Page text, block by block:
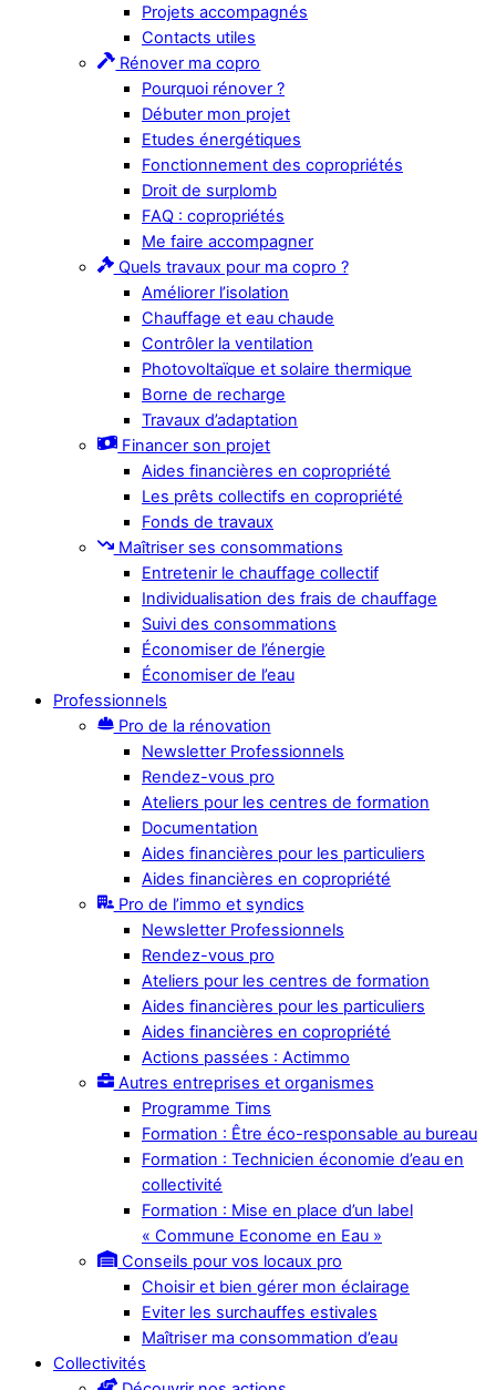
Projets accompagnés
Contacts utiles
Rénover ma copro
Pourquoi rénover ?
Débuter mon projet
Etudes énergétiques
Fonctionnement des copropriétés
Droit de surplomb
FAQ : copropriétés
Me faire accompagner
Quels travaux pour ma copro ?
Améliorer l’isolation
Chauffage et eau chaude
Contrôler la ventilation
Photovoltaïque et solaire thermique
Borne de recharge
Travaux d’adaptation
Financer son projet
Aides financières en copropriété
Les prêts collectifs en copropriété
Fonds de travaux
Maîtriser ses consommations
Entretenir le chauffage collectif
Individualisation des frais de chauffage
Suivi des consommations
Économiser de l’énergie
Économiser de l’eau
Professionnels
Pro de la rénovation
Newsletter Professionnels
Rendez-vous pro
Ateliers pour les centres de formation
Documentation
Aides financières pour les particuliers
Aides financières en copropriété
Pro de l’immo et syndics
Newsletter Professionnels
Rendez-vous pro
Ateliers pour les centres de formation
Aides financières pour les particuliers
Aides financières en copropriété
Actions passées : Actimmo
Autres entreprises et organismes
Programme Tims
Formation : Être éco-responsable au bureau
Formation : Technicien économie d’eau en
collectivité
Formation : Mise en place d’un label
« Commune Econome en Eau »
Conseils pour vos locaux pro
Choisir et bien gérer mon éclairage
Eviter les surchauffes estivales
Maîtriser ma consommation d’eau
Collectivités